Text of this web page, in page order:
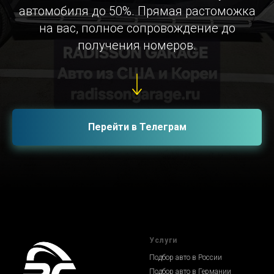
автомобиля до 50%. Прямая растоможка
на вас, полное сопровождение до
получения номеров.
Перейти в Телеграм
Услуги
Подбор авто в России
Подбор авто в Германии